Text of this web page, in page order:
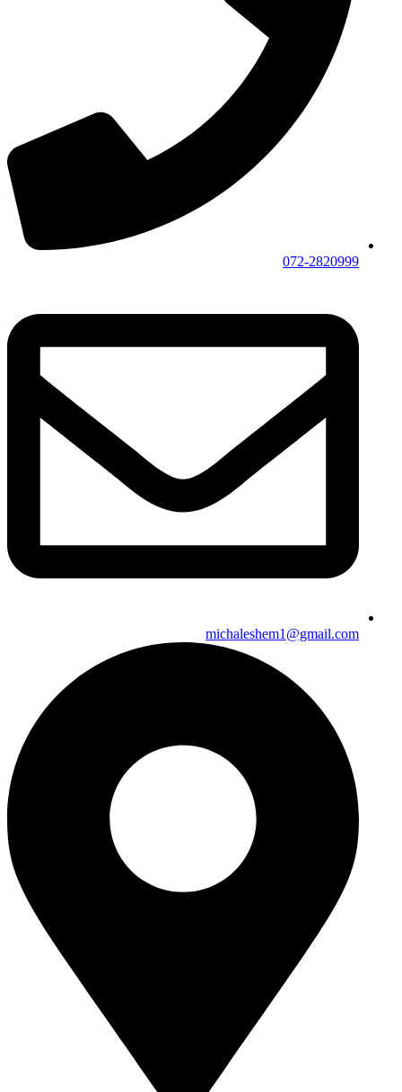
072-2820999
michaleshem1@gmail.com